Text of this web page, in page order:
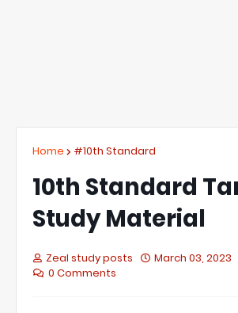
Home #10th Standard
10th Standard
Study Material
Zeal study posts
March 03, 2023
0 Comments